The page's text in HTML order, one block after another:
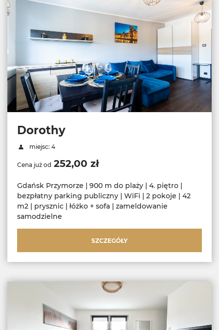
Dorothy
miejsc: 4
Cena już od 252,00 zł
Gdańsk Przymorze | 900 m do plaży | 4. piętro |
bezpłatny parking publiczny | WiFi | 2 pokoje | 42
m2 | prysznic | łóżko + sofa | zameldowanie
samodzielne
SZCZEGÓŁY